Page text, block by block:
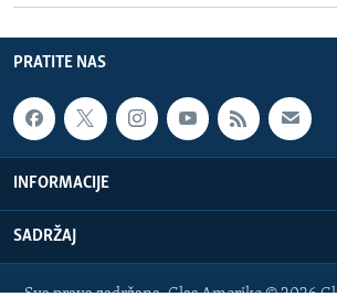
PRATITE NAS
INFORMACIJE
SADRŽAJ
Sva prava zadržana. Glas Amerike © 2026